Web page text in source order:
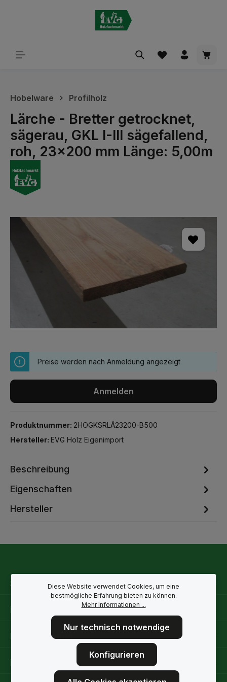
Hobelware Profilholz
Lärche - Bretter getrocknet,
sägerau, GKL I-III sägefallend,
roh, 23x200 mm Länge: 5,00m
Bildergalerie überspringen
Preise werden nach Anmeldung angezeigt
Anmelden
Produktnummer: 2HOGKSRLÄ23200-B500
Hersteller: EVG Holz Eigenimport
Beschreibung
Eigenschaften
Hersteller
Service-Hotline
Rechtliche Hinweise
Informationen
Folge uns
Diese Website verwendet Cookies, um eine
bestmögliche Erfahrung bieten zu können.
Mehr Informationen ...
Nur technisch notwendige
Konfigurieren